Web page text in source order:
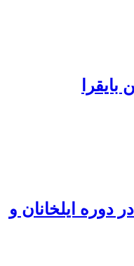
دوره ایلخانان و